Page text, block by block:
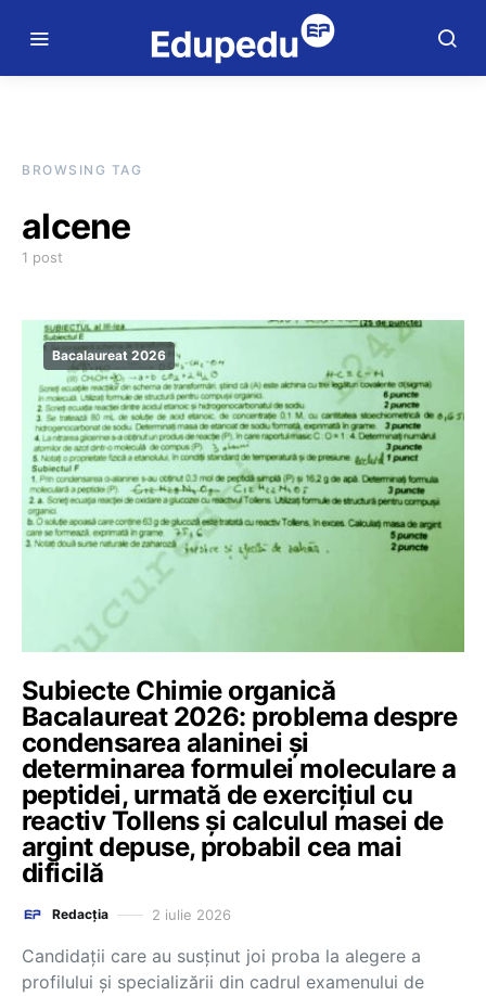
BROWSING TAG
alcene
1 post
Bacalaureat 2026
Subiecte Chimie organică
Bacalaureat 2026: problema despre
condensarea alaninei și
determinarea formulei moleculare a
peptidei, urmată de exercițiul cu
reactiv Tollens și calculul masei de
argint depuse, probabil cea mai
dificilă
Redacția 2 iulie 2026
Candidații care au susținut joi proba la alegere a
profilului și specializării din cadrul examenului de